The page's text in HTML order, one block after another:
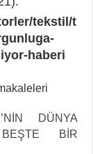
tekstil/t
haberi
DÜNYA
BİR